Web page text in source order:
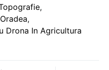
,
,
Drona In Agricultura